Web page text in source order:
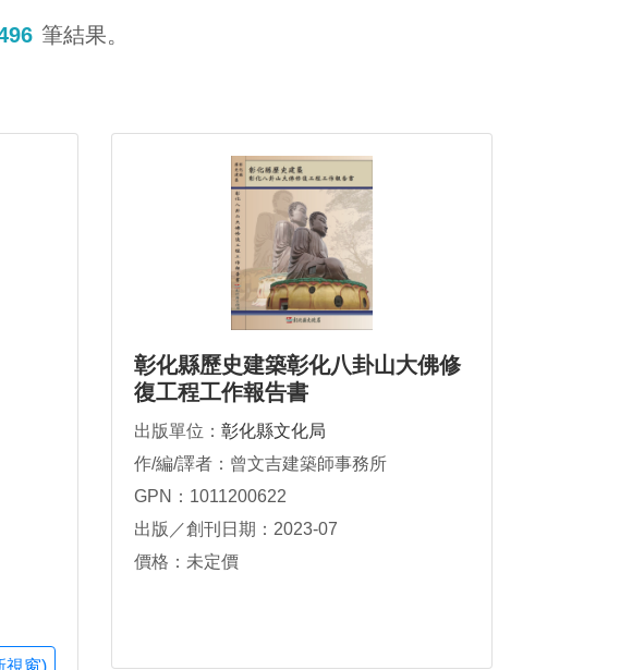
筆結果。
視窗)
彰化縣歷史建築彰化八卦山大佛修
復工程工作報告書
出版單位： 彰化縣文化局
作/編/譯者：曾文吉建築師事務所
GPN：1011200622
出版／創刊日期：2023-07
價格：未定價